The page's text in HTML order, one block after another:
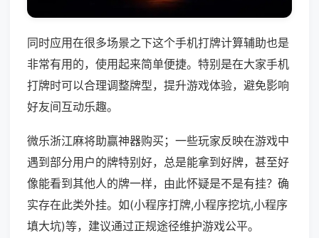
同时应用在很多场景之下这个手机打牌计算辅助也是
非常有用的，使用起来简单便捷。特别是在大家手机
打牌时可以合理调整牌型，提升游戏体验，避免影响
好友间互动乐趣。
微乐浙江麻将助赢神器购买；一些玩家反映在游戏中
遇到部分用户的牌特别好，总是能拿到好牌，甚至好
像能看到其他人的牌一样，由此怀疑是不是有挂？确
实存在此类外挂。如(小程序打牌,小程序挖坑,小程序
填大坑)等，建议通过正规途径维护游戏公平。